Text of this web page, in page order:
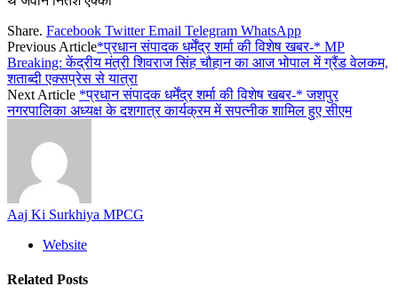
Share. Facebook Twitter Email Telegram WhatsApp
Previous Article*प्रधान संपादक धर्मेंद्र शर्मा की विशेष खबर-* MP
Breaking: केंद्रीय मंत्री शिवराज सिंह चौहान का आज भोपाल में ग्रैंड वेलकम,
शताब्दी एक्सप्रेस से यात्रा
Next Article *प्रधान संपादक धर्मेंद्र शर्मा की विशेष खबर-* जशपुर
नगरपालिका अध्यक्ष के दशगात्र कार्यक्रम में सपत्नीक शामिल हुए सीएम
Aaj Ki Surkhiya MPCG
Website
Related Posts